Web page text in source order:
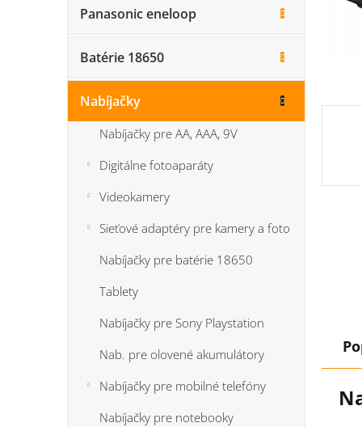
Panasonic eneloop
Batérie 18650
Nabíjačky
Nabíjačky pre AA, AAA, 9V
Digitálne fotoaparáty
Videokamery
Sieťové adaptéry pre kamery a foto
Nabíjačky pre batérie 18650
Tablety
Nabíjačky pre Sony Playstation
Nab. pre olovené akumulátory
Nabíjačky pre mobilné telefóny
Nabíjačky pre notebooky